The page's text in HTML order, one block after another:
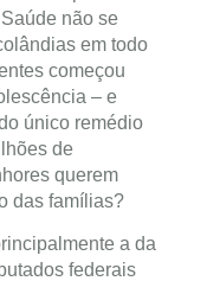
não se
em todo
começou
– e
único remédio
de
querem
das famílias?
a da
federais